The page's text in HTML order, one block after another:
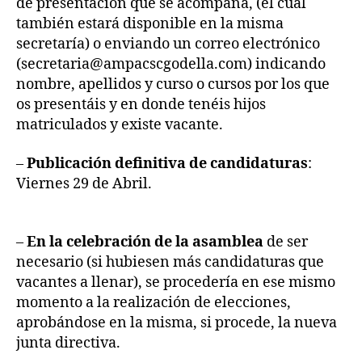
de presentación que se acompaña, (el cual
también estará disponible en la misma
secretaría) o enviando un correo electrónico
(secretaria@ampacscgodella.com) indicando
nombre, apellidos y curso o cursos por los que
os presentáis y en donde tenéis hijos
matriculados y existe vacante.
–Publicación definitiva de candidaturas:
Viernes 29 de Abril.
–En la celebración de la asamblea de ser
necesario (si hubiesen más candidaturas que
vacantes a llenar), se procedería en ese mismo
momento a la realización de elecciones,
aprobándose en la misma, si procede, la nueva
junta directiva.